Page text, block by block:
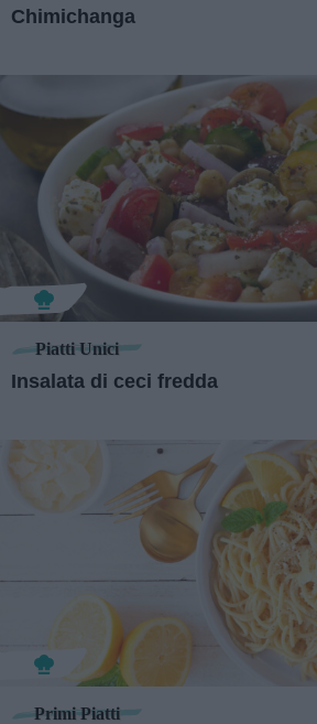
Chimichanga
Piatti Unici
Insalata di ceci fredda
Primi Piatti